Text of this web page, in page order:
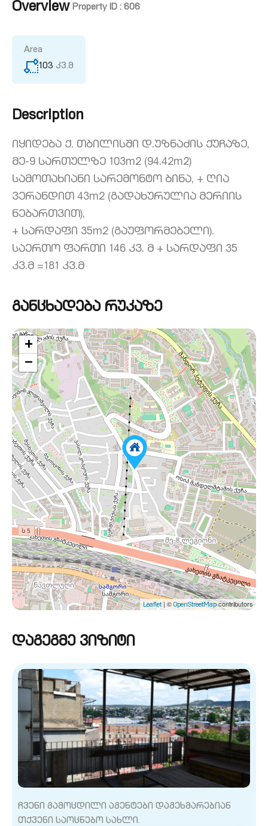
Overview| Property ID : 606
Area
103 კვ.მ
Description
იყიდება ქ. თბილისში დ.უზნაძის ქუჩაზე,
მე-9 სართულზე 103m2 (94.42m2)
სამოთახიანი სარემონტო ბინა, + ღია
ვერანდით 43m2 (გადახურულია მერიის
ნებართვით),
+ სარდაფი 35m2 (გაუფორმებელი).
საერთო ფართი 146 კვ. მ + სარდაფი 35
კვ.მ =181 კვ.მ
განცხადება რუკაზე
+
−
Leaflet| © OpenStreetMapcontributors
დაგეგმე ვიზიტი
ჩვენი გამოცდილი აგენტები დაგეხმარებიან
თქვენი საოცნებო სახლი.